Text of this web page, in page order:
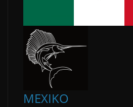
MEXIKO